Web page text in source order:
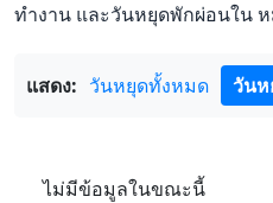
ทำงาน และวันหยุดพักผ่อนใน ห
แสดง: วันหยุดทั้งหมด วันห
ไม่มีข้อมูลในขณะนี้